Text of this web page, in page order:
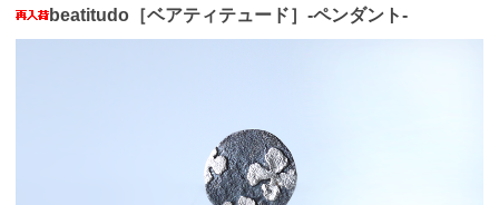
beatitudo［ベアティテュード］-ペンダント-